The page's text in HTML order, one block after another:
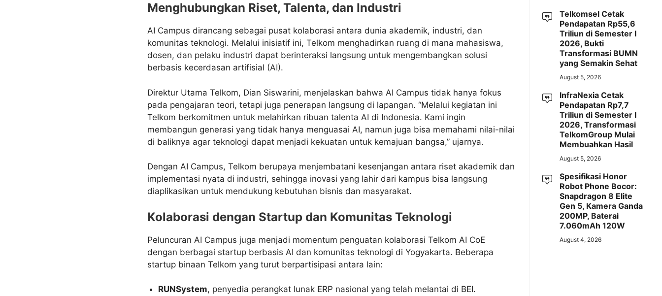
Menghubungkan Riset, Talenta, dan Industri
AI Campus dirancang sebagai pusat kolaborasi antara dunia akademik, industri, dan
komunitas teknologi. Melalui inisiatif ini, Telkom menghadirkan ruang di mana mahasiswa,
dosen, dan pelaku industri dapat berinteraksi langsung untuk mengembangkan solusi
berbasis kecerdasan artifisial (AI).
Direktur Utama Telkom, Dian Siswarini, menjelaskan bahwa AI Campus tidak hanya fokus
pada pengajaran teori, tetapi juga penerapan langsung di lapangan. “Melalui kegiatan ini
Telkom berkomitmen untuk melahirkan ribuan talenta AI di Indonesia. Kami ingin
membangun generasi yang tidak hanya menguasai AI, namun juga bisa memahami nilai-nilai
di baliknya agar teknologi dapat menjadi kekuatan untuk kemajuan bangsa,” ujarnya.
Dengan AI Campus, Telkom berupaya menjembatani kesenjangan antara riset akademik dan
implementasi nyata di industri, sehingga inovasi yang lahir dari kampus bisa langsung
diaplikasikan untuk mendukung kebutuhan bisnis dan masyarakat.
Kolaborasi dengan Startup dan Komunitas Teknologi
Peluncuran AI Campus juga menjadi momentum penguatan kolaborasi Telkom AI CoE
dengan berbagai startup berbasis AI dan komunitas teknologi di Yogyakarta. Beberapa
startup binaan Telkom yang turut berpartisipasi antara lain:
RUNSystem, penyedia perangkat lunak ERP nasional yang telah melantai di BEI.
Telkomsel Cetak
Pendapatan Rp55,6
Triliun di Semester I
2026, Bukti
Transformasi BUMN
yang Semakin Sehat
August 5, 2026
InfraNexia Cetak
Pendapatan Rp7,7
Triliun di Semester I
2026, Transformasi
TelkomGroup Mulai
Membuahkan Hasil
August 5, 2026
Spesifikasi Honor
Robot Phone Bocor:
Snapdragon 8 Elite
Gen 5, Kamera Ganda
200MP, Baterai
7.060mAh 120W
August 4, 2026